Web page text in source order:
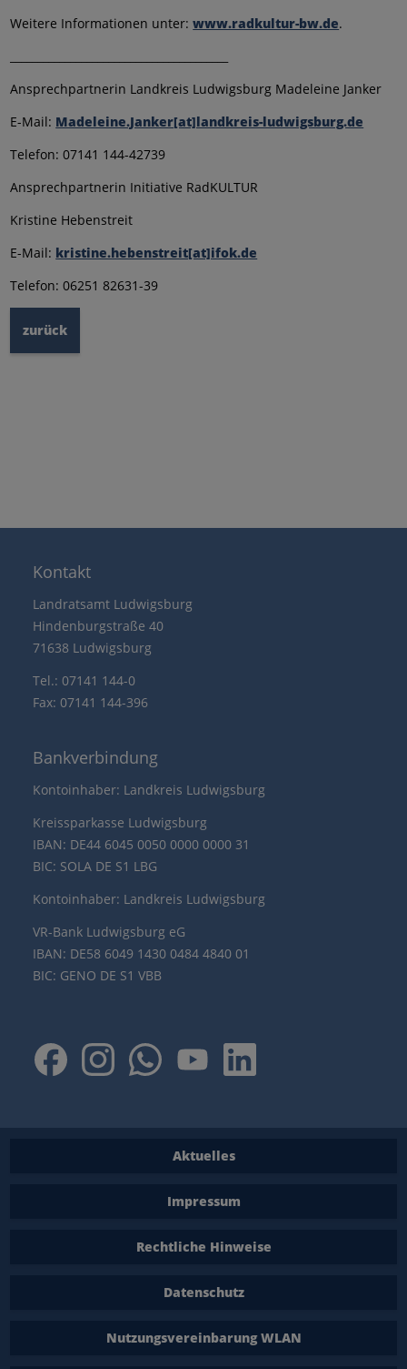
Weitere Informationen unter:www.radkultur-bw.de.
Ansprechpartnerin Landkreis Ludwigsburg Madeleine Janker
E-Mail: Madeleine.Janker[at]landkreis-ludwigsburg.de
Telefon: 07141 144-42739
Ansprechpartnerin Initiative RadKULTUR
Kristine Hebenstreit
E-Mail: kristine.hebenstreit[at]ifok.de
Telefon: 06251 82631-39
zurück
Kontakt
Landratsamt Ludwigsburg
Hindenburgstraße 40
71638 Ludwigsburg
Tel.: 07141 144-0
Fax: 07141 144-396
Bankverbindung
Kontoinhaber: Landkreis Ludwigsburg
Kreissparkasse Ludwigsburg
IBAN: DE44 6045 0050 0000 0000 31
BIC: SOLA DE S1 LBG
Kontoinhaber: Landkreis Ludwigsburg
VR-Bank Ludwigsburg eG
IBAN: DE58 6049 1430 0484 4840 01
BIC: GENO DE S1 VBB
Aktuelles
Impressum
Rechtliche Hinweise
Datenschutz
Nutzungsvereinbarung WLAN